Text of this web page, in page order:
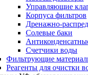
Управляющие
Корпуса фильтров
Дренажно-
Солевые баки
Счетчики воды
Фильтрующие
Реагенты для очистки